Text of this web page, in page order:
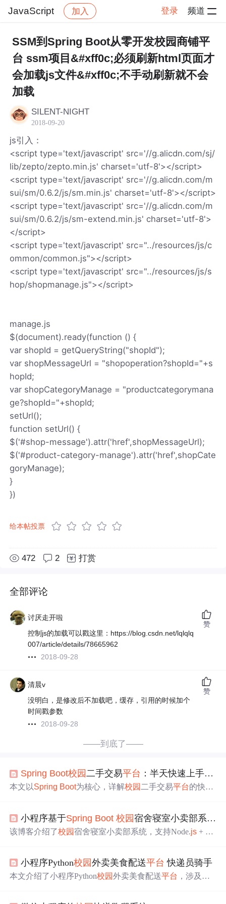
JavaScript 加入 登录 频道
社区 JavaScript 帖子详情
SSM到Spring Boot从零开发校园商铺平
台 ssm项目&#xff0c;必须刷新html页面才
会加载js文件&#xff0c;不手动刷新就不会
加载
SILENT-NIGHT
2018-09-20
js引入：
<script type='text/javascript' src='//g.alicdn.com/sj/
lib/zepto/zepto.min.js' charset='utf-8'></script>
<script type='text/javascript' src='//g.alicdn.com/m
sui/sm/0.6.2/js/sm.min.js' charset='utf-8'></script>
<script type='text/javascript' src='//g.alicdn.com/m
sui/sm/0.6.2/js/sm-extend.min.js' charset='utf-8'>
</script>
<script type='text/javascript' src="../resources/js/c
ommon/common.js"></script>
<script type='text/javascript' src="../resources/js/s
hop/shopmanage.js"></script>
manage.js
$(document).ready(function () {
var shopId = getQueryString("shopId");
var shopMessageUrl = "shopoperation?shopId="+s
hopId;
var shopCategoryManage = "productcategorymana
ge?shopId="+shopId;
setUrl();
function setUrl() {
$('#shop-message').attr('href',shopMessageUrl);
$('#product-category-manage').attr('href',shopCate
goryManage);
}
})
给本帖投票
472 2 打赏
全部评论
讨厌走开啦
控制js的加载可以戳这里：https://blog.csdn.net/lqlqlq
007/article/details/78665962
2018-09-28
赞
清晨v
没明白，是修改后不加载吧，缓存，引用的时候加个
时间戳参数
2018-09-28
赞
——到底了——
Spring Boot校园二手交易平台 ：半天快速上手与核心实现剖析
本文以Spring Boot为核心，详解校园 二手交易平台的快速
重点剖析用户/商品/交易模块的数据流与配置要点，并提供
Python爬虫集成、WebSocket消息推送等扩展方向，适用于
小程序基于Spring Boot 校园宿舍寝室小卖部系统_
该博客介绍了校园宿舍寝室小卖部系统，支持Node.js + Ex
法、系统测试（压力和性能测试）及技术可行性分析，表
明系统能在多平台运行，硬件也提供支持。
小程序Python校园外卖美食配送平台 快递员骑手
本文介绍了小程序Python校园外卖美食配送平台 ，涉及多